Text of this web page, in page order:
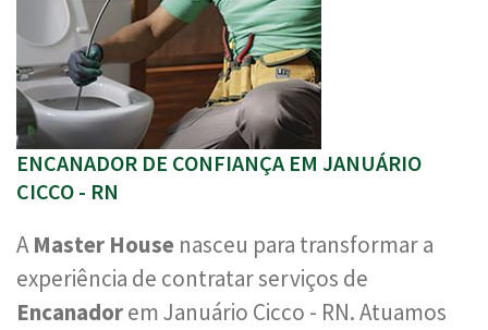
ENCANADOR DE CONFIANÇA EM JANUÁRIO
CICCO - RN
AMaster House nasceu para transformar a
experiência de contratar serviços de
Encanadorem Januário Cicco - RN. Atuamos